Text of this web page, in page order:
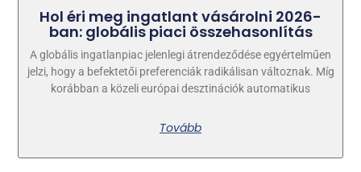
Hol éri meg ingatlant vásárolni 2026-
ban: globális piaci összehasonlítás
A globális ingatlanpiac jelenlegi átrendeződése egyértelműen
jelzi, hogy a befektetői preferenciák radikálisan változnak. Míg
korábban a közeli európai desztinációk automatikus
Tovább